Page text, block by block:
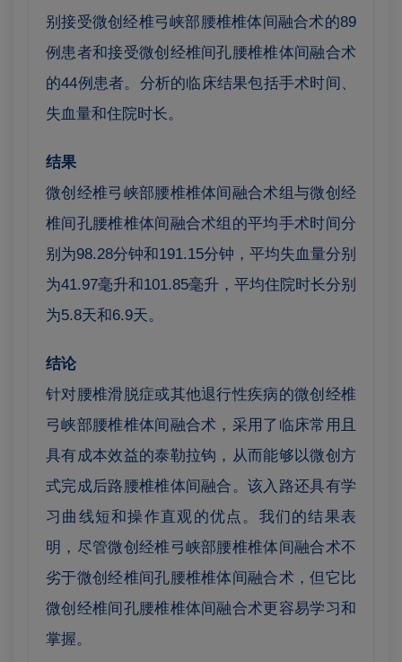
别接受微创经椎弓峡部腰椎椎体间融合术的89
例患者和接受微创经椎间孔腰椎椎体间融合术
的44例患者。分析的临床结果包括手术时间、
失血量和住院时长。
结果
微创经椎弓峡部腰椎椎体间融合术组与微创经
椎间孔腰椎椎体间融合术组的平均手术时间分
别为98.28分钟和191.15分钟，平均失血量分别
为41.97毫升和101.85毫升，平均住院时长分别
为5.8天和6.9天。
结论
针对腰椎滑脱症或其他退行性疾病的微创经椎
弓峡部腰椎椎体间融合术，采用了临床常用且
具有成本效益的泰勒拉钩，从而能够以微创方
式完成后路腰椎椎体间融合。该入路还具有学
习曲线短和操作直观的优点。我们的结果表
明，尽管微创经椎弓峡部腰椎椎体间融合术不
劣于微创经椎间孔腰椎椎体间融合术，但它比
微创经椎间孔腰椎椎体间融合术更容易学习和
掌握。